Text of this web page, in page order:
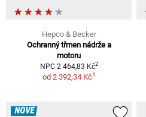
Hepco & Becker
Ochranný třmen nádrže a
motoru
NPC 2 464,83 Kč2
od 2 392,34 Kč1
NOVÉ